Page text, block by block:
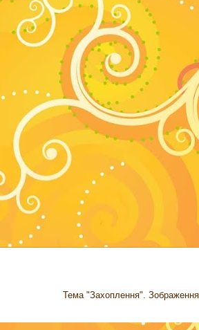
Тема "Захоплення".